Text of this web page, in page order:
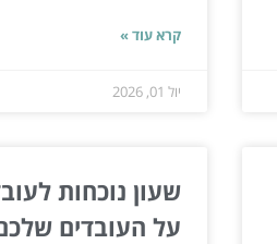
קרא עוד »
יול 01, 2026
שעון נוכחות
על העובדים